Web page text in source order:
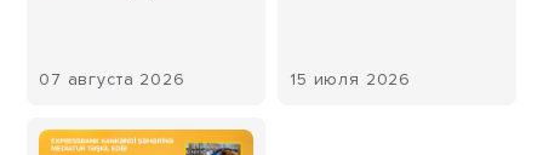
07 августа 2026 15 июля 2026